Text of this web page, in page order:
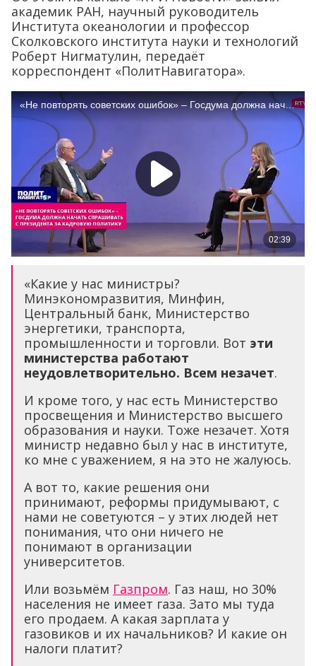
академик РАН, научный руководитель
Института океанологии и профессор
Сколковского института науки и технологий
Роберт Нигматулин, передаёт
корреспондент «ПолитНавигатора».
«Какие у нас министры?
Минэкономразвития, Минфин,
Центральный банк, Министерство
энергетики, транспорта,
промышленности и торговли. Вот эти
министерства работают
неудовлетворительно. Всем незачет.
И кроме того, у нас есть Министерство
просвещения и Министерство высшего
образования и науки. Тоже незачет. Хотя
министр недавно был у нас в институте,
ко мне с уважением, я на это не жалуюсь.
А вот то, какие решения они
принимают, реформы придумывают, с
нами не советуются – у этих людей нет
понимания, что они ничего не
понимают в организации
университетов.
Или возьмём Газпром. Газ наш, но 30%
населения не имеет газа. Зато мы туда
его продаем. А какая зарплата у
газовиков и их начальников? И какие он
налоги платит?